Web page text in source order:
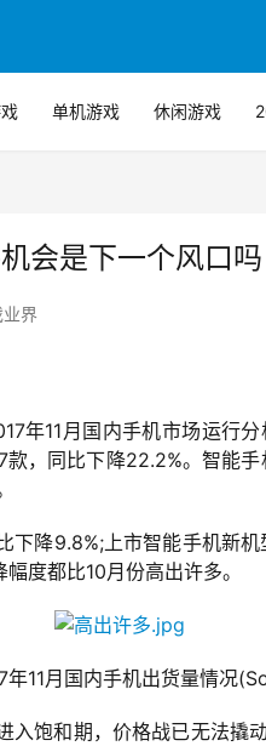
单机游戏 休闲游戏
会是下一个风口吗
业界
年11月国内手机市场运行
，同比下降22.2%。智能
下降9.8%;上市智能手机新
度都比10月份高出许多。
年11月国内手机出货量情况
饱和期，价格战已无法撬